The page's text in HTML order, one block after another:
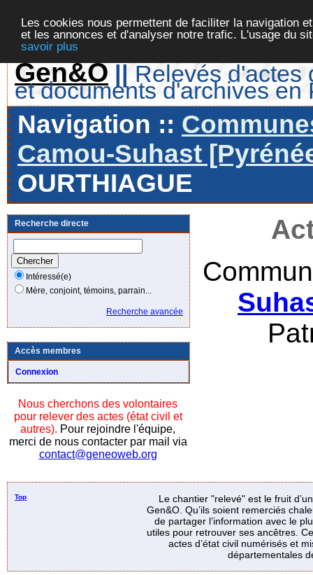
Les cookies nous permettent de faciliter la navigation
et les annonces et d'analyser notre trafic. L'usage du
savoir plus
Gen&O || Relevés d'actes
et documents d'archives en
Navigation ::
Camou-Suhast
OURTHIAGUE
Recherche directe
Intéressé(e)
Mère, conjoint, témoins, parrain...
Recherche avancée
Accès membres
Connexion
Nous cherchons des volontaires
pour relever des actes (état civil et
autres). Pour rejoindre l'équipe,
merci de nous contacter par mail via
contact@geneoweb.org
Top
Le chantier "relevé" est le fruit
Gen&O. Qu’ils soient remerciés
de partager l’information avec le
utiles pour retrouver ses ancêtres.
actes d’état civil numérisés et
départementales